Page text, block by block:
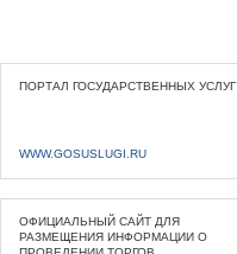
ПОРТАЛ ГОСУДАРСТВЕННЫХ УСЛУГ
WWW.GOSUSLUGI.RU
ОФИЦИАЛЬНЫЙ САЙТ ДЛЯ
РАЗМЕЩЕНИЯ ИНФОРМАЦИИ О